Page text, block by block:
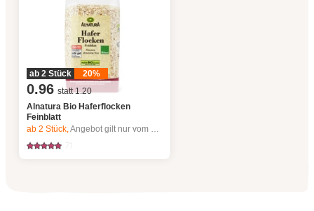
ab 2 Stück 20%
0.96 statt 1.20
Alnatura Bio Haferflocken
Feinblatt
ab 2Stück,Angebot gilt nur vom 6.8. bis 12.8.2026, solange Vorrat.